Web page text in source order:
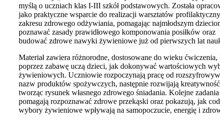
myślą o uczniach klas I-III szkół podstawowych. Została
jako praktyczne wsparcie do realizacji warsztatów
zakresu zdrowego odżywiania, pomagając najmłodszym
poznawać zasady prawidłowego komponowania posiłków oraz
budować zdrowe nawyki żywieniowe już od pierwszych lat
Materiał zawiera różnorodne, dostosowane do wieku ćwiczenia,
poprzez zabawę uczą dzieci, jak dokonywać wartościowych
żywieniowych. Uczniowie rozpoczynają pracę od
nazw produktów spożywczych, następnie rozwijają
tworząc rysunek własnego zdrowego śniadania. Kolejne zadania
pomagają rozpoznawać zdrowe przekąski oraz pokazują, jak
wybory żywieniowe wpływają na samopoczucie, energię i